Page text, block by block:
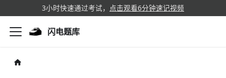
3小时快速通过考试， 点击观看6分钟速记视频
闪电题库